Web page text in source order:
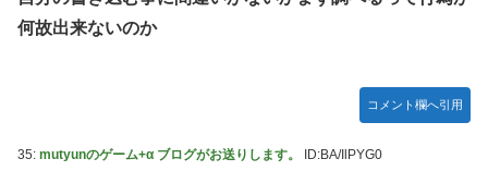
何故出来ないのか
コメント欄へ引用
35: mutyunのゲーム+α ブログがお送りします。 ID:BA/IlPYG0